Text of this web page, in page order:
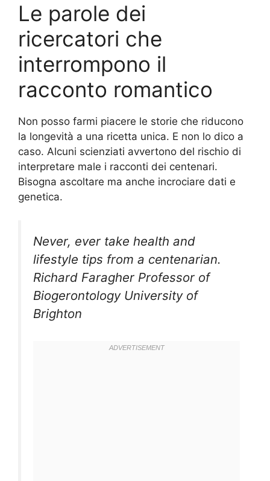
Le parole dei
ricercatori che
interrompono il
racconto romantico
Non posso farmi piacere le storie che riducono
la longevità a una ricetta unica. E non lo dico a
caso. Alcuni scienziati avvertono del rischio di
interpretare male i racconti dei centenari.
Bisogna ascoltare ma anche incrociare dati e
genetica.
Never, ever take health and
lifestyle tips from a centenarian.
Richard Faragher Professor of
Biogerontology University of
Brighton